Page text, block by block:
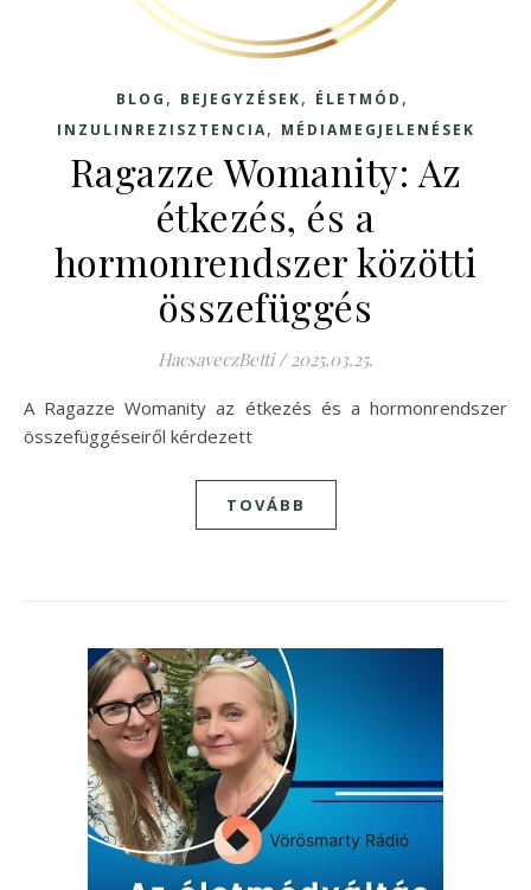
BLOG , BEJEGYZÉSEK, ÉLETMÓD ,
INZULINREZISZTENCIA, MÉDIAMEGJELENÉSEK
Ragazze Womanity: Az
étkezés, és a
hormonrendszer közötti
összefüggés
HacsaveczBetti / 2025.03.25.
A Ragazze Womanity az étkezés és a hormonrendszer
összefüggéseiről kérdezett
TOVÁBB